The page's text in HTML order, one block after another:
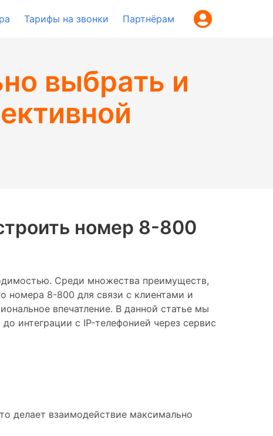
Тарифы на звонки Партнёрам
выбрать и
номер 8-800
Среди множества преимуществ,
номера 8-800 для связи с клиентами и
впечатление. В данной статье мы
интеграции с IP-телефонией через сервис
делает взаимодействие максимально